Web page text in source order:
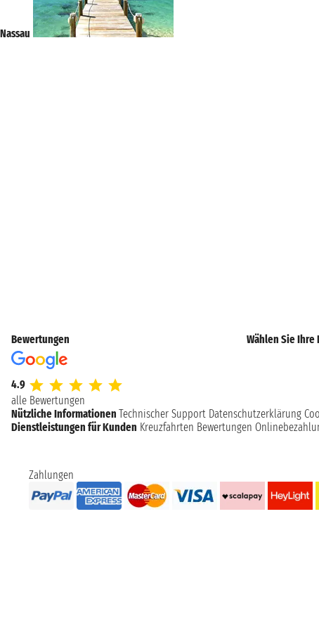
Nassau
Bewertungen
4.9
alle Bewertungen
Wählen Sie Ihre
Nützliche Informationen Technischer Support Datenschutzerklärung
Dienstleistungen für Kunden Kreuzfahrten Bewertungen
Zahlungen